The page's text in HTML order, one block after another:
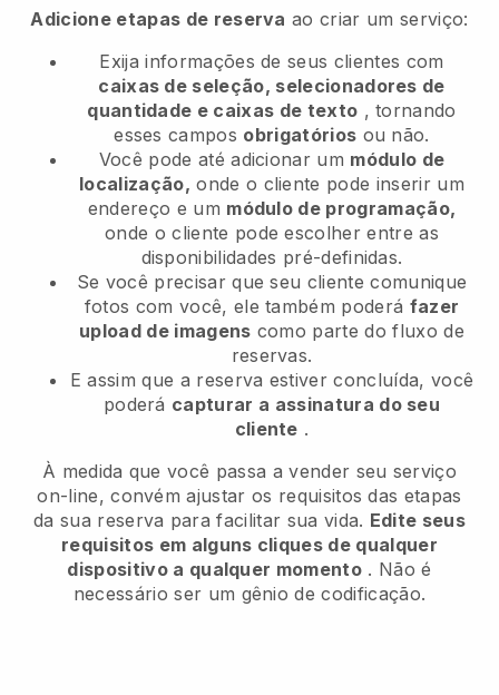
Adicione etapas de reserva ao criar um serviço:
Exija informações de seus clientes com
caixas de seleção, selecionadores de
quantidade e caixas de texto , tornando
esses campos obrigatórios ou não.
Você pode até adicionar um módulo de
localização, onde o cliente pode inserir um
endereço e um módulo de programação,
onde o cliente pode escolher entre as
disponibilidades pré-definidas.
Se você precisar que seu cliente comunique
fotos com você, ele também poderá fazer
upload de imagens como parte do fluxo de
reservas.
E assim que a reserva estiver concluída, você
poderá capturar a assinatura do seu
cliente .
À medida que você passa a vender seu serviço
on-line, convém ajustar os requisitos das etapas
da sua reserva para facilitar sua vida. Edite seus
requisitos em alguns cliques de qualquer
dispositivo a qualquer momento . Não é
necessário ser um gênio de codificação.